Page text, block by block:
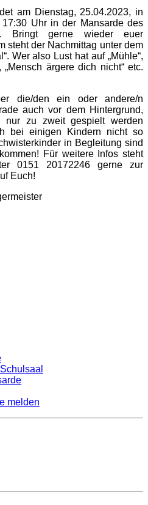
am Dienstag, 25.04.2023, in
Uhr in der Mansarde des
Bringt gerne wieder euer
steht der Nachmittag unter dem
Wer also Lust hat auf „Mühle“,
„Mensch ärgere dich nicht“ etc.
die/den ein oder andere/n
auch vor dem Hintergrund,
nur zu zweit gespielt werden
bei einigen Kindern nicht so
in Begleitung sind
Für weitere Infos steht
0151 20172246 gerne zur
Euch!
melden